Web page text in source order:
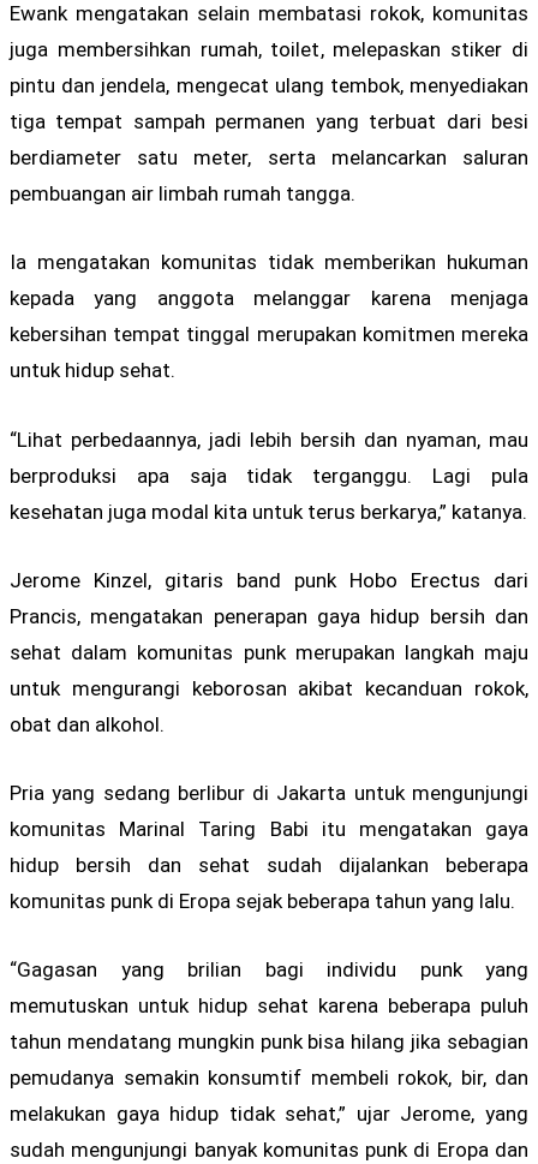
Ewank mengatakan selain membatasi rokok, komunitas
juga membersihkan rumah, toilet, melepaskan stiker di
pintu dan jendela, mengecat ulang tembok, menyediakan
tiga tempat sampah permanen yang terbuat dari besi
berdiameter satu meter, serta melancarkan saluran
pembuangan air limbah rumah tangga.
Ia mengatakan komunitas tidak memberikan hukuman
kepada yang anggota melanggar karena menjaga
kebersihan tempat tinggal merupakan komitmen mereka
untuk hidup sehat.
“Lihat perbedaannya, jadi lebih bersih dan nyaman, mau
berproduksi apa saja tidak terganggu. Lagi pula
kesehatan juga modal kita untuk terus berkarya,” katanya.
Jerome Kinzel, gitaris band punk Hobo Erectus dari
Prancis, mengatakan penerapan gaya hidup bersih dan
sehat dalam komunitas punk merupakan langkah maju
untuk mengurangi keborosan akibat kecanduan rokok,
obat dan alkohol.
Pria yang sedang berlibur di Jakarta untuk mengunjungi
komunitas Marinal Taring Babi itu mengatakan gaya
hidup bersih dan sehat sudah dijalankan beberapa
komunitas punk di Eropa sejak beberapa tahun yang lalu.
“Gagasan yang brilian bagi individu punk yang
memutuskan untuk hidup sehat karena beberapa puluh
tahun mendatang mungkin punk bisa hilang jika sebagian
pemudanya semakin konsumtif membeli rokok, bir, dan
melakukan gaya hidup tidak sehat,” ujar Jerome, yang
sudah mengunjungi banyak komunitas punk di Eropa dan